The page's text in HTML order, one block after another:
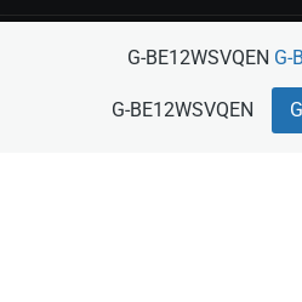
Copyright © CuprusVoice
Reserved By VP
προστατεύεται από τη
G-BE12WSVQEN G-
G-BE12WSVQEN